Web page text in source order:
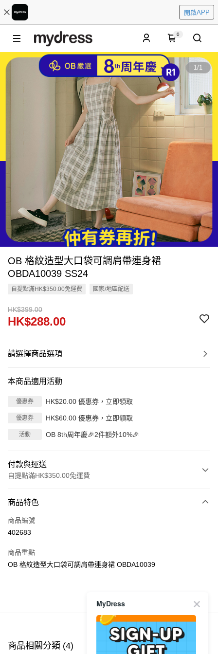
開啟APP
0
1/1
OB 格紋造型大口袋可調肩帶連身裙
OBDA10039 SS24
自提點滿HK$350.00免運費 國家/地區配送
HK$399.00
HK$288.00
請選擇商品選項
本商品適用活動
優惠券 HK$20.00 優惠券，立即領取
優惠券 HK$60.00 優惠券，立即領取
活動 OB 8th周年慶🎉2件額外10%🎉
付款與運送
自提點滿HK$350.00免運費
信用卡
Apple Pay
PayMe
每筆HK$40.00，滿HK$350.00或以上免運費
付款後順豐站及營業點
商品特色
商品編號
402683
商品重點
OB 格紋造型大口袋可調肩帶連身裙 OBDA10039
商品推薦
商品相關分類 (4)
MyDress